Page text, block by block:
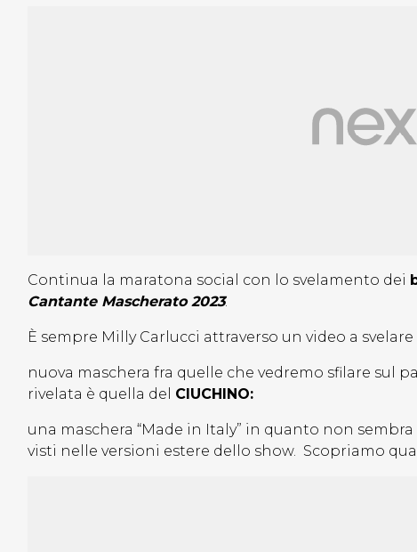
Continua la maratona social con lo svelamento dei
Cantante Mascherato 2023.
È sempre Milly Carlucci attraverso un video a
nuova maschera fra quelle che vedremo sfilare sul
rivelata è quella del CIUCHINO:
una maschera “Made in Italy” in quanto non
visti nelle versioni estere dello show. Scopriamo